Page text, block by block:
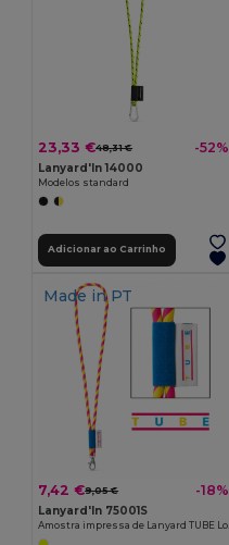
23,33 €48,31 € -52%
Lanyard'In 14000
Modelos standard
Adicionar ao Carrinho
Made in PT
7,42 €9,05 € -18%
Lanyard'In 75001S